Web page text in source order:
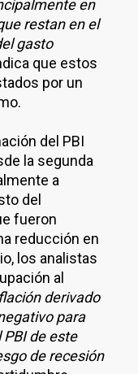
en
restan en el
gasto
que estos
por un
del PBI
la segunda
a
del
fueron
reducción en
los analistas
al
derivado
para
de este
de recesión